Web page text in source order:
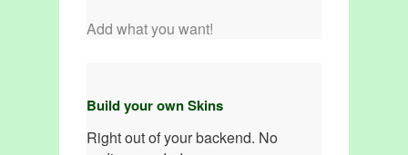
Add what you want!
Build your own Skins
Right out of your backend. No